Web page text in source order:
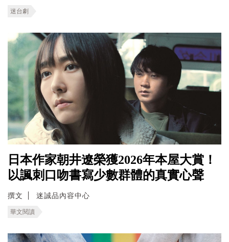
迷台劇
日本作家朝井遼榮獲2026年本屋大賞！
以諷刺口吻書寫少數群體的真實心聲
撰文 迷誠品內容中心
華文閱讀